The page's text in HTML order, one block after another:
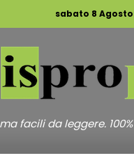
sabato 8 Agosto
facili da leggere.